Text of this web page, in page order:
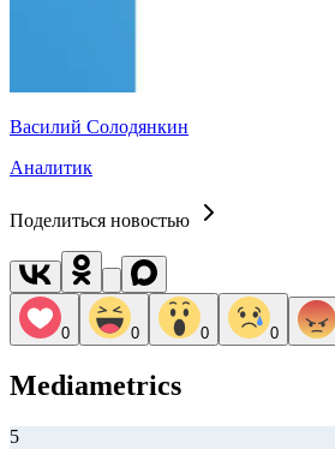
Василий Солодянкин
Аналитик
Поделиться новостью
0 0 0 0
Mediametrics
5